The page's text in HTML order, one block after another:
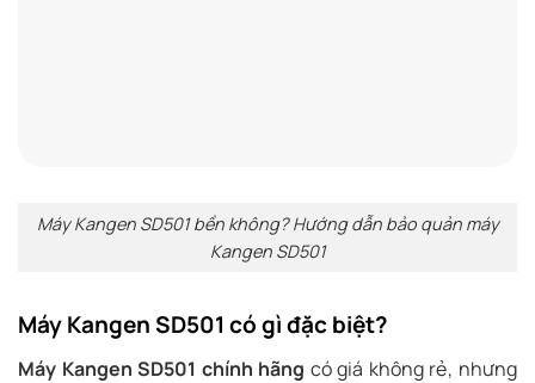
Máy Kangen SD501 bền không? Hướng dẫn bảo quản máy
Kangen SD501
Máy Kangen SD501 có gì đặc biệt?
Máy Kangen SD501 chính hãng có giá không rẻ, nhưng